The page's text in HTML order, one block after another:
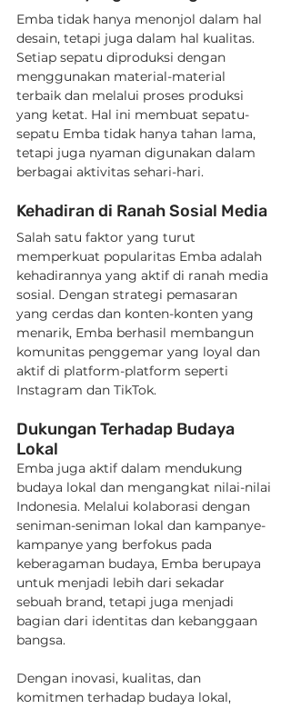
Emba tidak hanya menonjol dalam hal
desain, tetapi juga dalam hal kualitas.
Setiap sepatu diproduksi dengan
menggunakan material-material
terbaik dan melalui proses produksi
yang ketat. Hal ini membuat sepatu-
sepatu Emba tidak hanya tahan lama,
tetapi juga nyaman digunakan dalam
berbagai aktivitas sehari-hari.
Kehadiran di Ranah Sosial Media
Salah satu faktor yang turut
memperkuat popularitas Emba adalah
kehadirannya yang aktif di ranah media
sosial. Dengan strategi pemasaran
yang cerdas dan konten-konten yang
menarik, Emba berhasil membangun
komunitas penggemar yang loyal dan
aktif di platform-platform seperti
Instagram dan TikTok.
Dukungan Terhadap Budaya
Lokal
Emba juga aktif dalam mendukung
budaya lokal dan mengangkat nilai-nilai
Indonesia. Melalui kolaborasi dengan
seniman-seniman lokal dan kampanye-
kampanye yang berfokus pada
keberagaman budaya, Emba berupaya
untuk menjadi lebih dari sekadar
sebuah brand, tetapi juga menjadi
bagian dari identitas dan kebanggaan
bangsa.
Dengan inovasi, kualitas, dan
komitmen terhadap budaya lokal,